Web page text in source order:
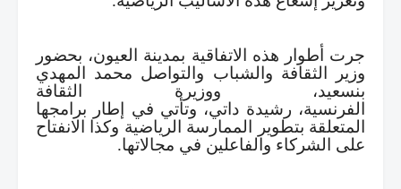
جرت أطوار هذه الاتفاقية بمدينة العيون، بحضور
وزير الثقافة والشباب والتواصل محمد المهدي
بنسعيد، ووزيرة الثقافة
الفرنسية، رشيدة داتي، وتأتي في إطار برامجها
المتعلقة بتطوير الممارسة الرياضية وكذا الانفتاح
على الشركاء والفاعلين في مجالاتها.